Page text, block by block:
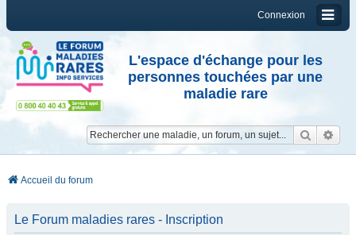
Connexion
L'espace d'échange pour les
personnes touchées par une
maladie rare
Accueil du forum
Le Forum maladies rares - Inscription